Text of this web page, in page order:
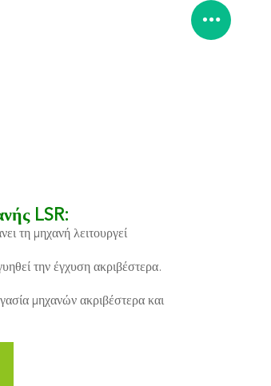
LSR:
τη μηχανή λειτουργεί
την έγχυση ακριβέστερα.
μηχανών ακριβέστερα και